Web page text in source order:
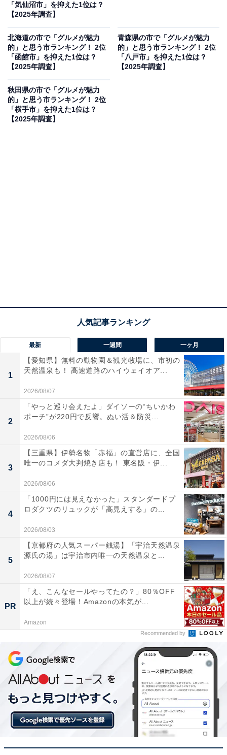
「気仙沼市」を抑えた1位は？
【2025年調査】
北海道の市で「グルメが魅力
的」と思う市ランキング！ 2位
「函館市」を抑えた1位は？
【2025年調査】
青森県の市で「グルメが魅力
的」と思う市ランキング！ 2位
「八戸市」を抑えた1位は？
【2025年調査】
秋田県の市で「グルメが魅力
的」と思う市ランキング！ 2位
「横手市」を抑えた1位は？
【2025年調査】
最新 一週間 一ヶ月
1
【愛知県】無料の動物園＆観光牧場に、市初の
天然温泉も！ 高速道路のハイウェイオア...
2026/08/07
2
「やっと巡り会えたよ」ダイソーの“ちいかわ
ポーチ”が220円で反響。ぬい活＆防災...
2026/08/06
3
【三重県】伊勢名物「赤福」の直営店に、全国
唯一のコメダ大判焼き店も！ 東名阪・伊...
2026/08/06
4
「1000円には見えなかった」スタンダードプ
ロダクツのリュックが「高見えする」の...
2026/08/03
5
【京都府の人気スーパー銭湯】「宇治天然温泉
源氏の湯」は宇治市内唯一の天然温泉と...
2026/08/07
PR
「え、こんなセールやってたの？」80％OFF
以上が続々登場！Amazonの本気が...
Amazon
Recommended by